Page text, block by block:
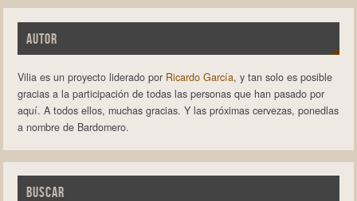
AUTOR
Vilia es un proyecto liderado por Ricardo García, y tan solo es posible
gracias a la participación de todas las personas que han pasado por
aquí. A todos ellos, muchas gracias. Y las próximas cervezas, ponedlas
a nombre de Bardomero.
BUSCAR